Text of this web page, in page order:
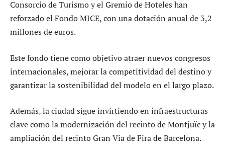
Consorcio de Turismo y el Gremio de Hoteles han
reforzado el Fondo MICE, con una dotación anual de 3,2
millones de euros.
Este fondo tiene como objetivo atraer nuevos congresos
internacionales, mejorar la competitividad del destino y
garantizar la sostenibilidad del modelo en el largo plazo.
Además, la ciudad sigue invirtiendo en infraestructuras
clave como la modernización del recinto de Montjuïc y la
ampliación del recinto Gran Via de Fira de Barcelona.